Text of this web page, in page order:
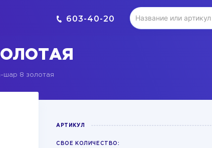
603-40-20
шар 8 золотая
АРТИКУЛ
СВОЕ КОЛИЧЕСТВО: